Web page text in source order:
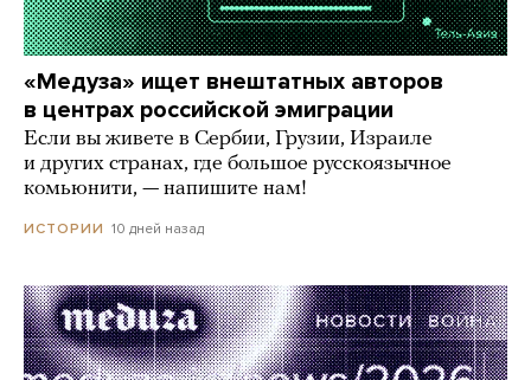
«Медуза» ищет внештатных авторов
в центрах российской эмиграции
Если вы живете в Сербии, Грузии, Израиле
и других странах, где большое русскоязычное
комьюнити, — напишите нам!
ИСТОРИИ 10 дней назад